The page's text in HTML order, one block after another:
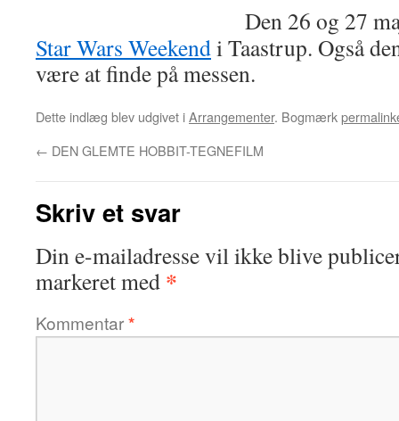
Den 26 og 27
Star Wars Weekendi Taastrup. Også
være at finde på messen.
Dette indlæg blev udgivet iArrangementer. Bogmærk
← DEN GLEMTE HOBBIT-TEGNEFILM
Skriv et svar
Din e-mailadresse vil ikke blive
markeret med *
Kommentar*